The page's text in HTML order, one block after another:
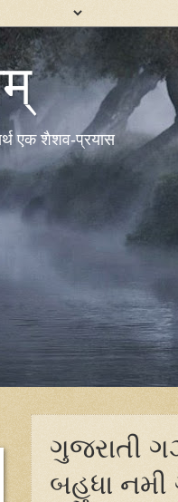
एक शैशव-प्रयास
ગુજરાતી
બહુધા